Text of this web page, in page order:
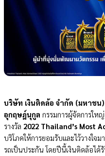
บริษัท เงินติดล้อ จำกัด (มหาชน)
อุกฤษฎ์นุกูล กรรมการผู้จัดการให
รางวัล 2022 Thailand’s Most
บริโภคให้การยอมรับและไว้วางใจ
รถเป็นประกัน โดยปีนี้เงินติดล้อได้